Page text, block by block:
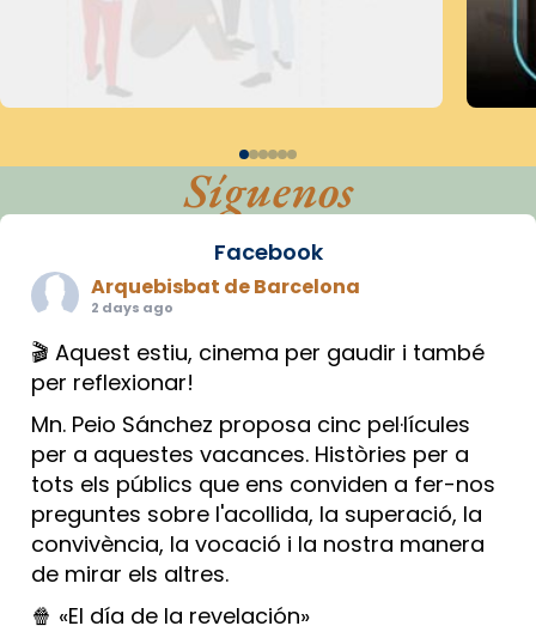
Síguenos
Facebook
Arquebisbat de Barcelona
2 days ago
🎬 Aquest estiu, cinema per gaudir i també
per reflexionar!
Mn. Peio Sánchez proposa cinc pel·lícules
per a aquestes vacances. Històries per a
tots els públics que ens conviden a fer-nos
preguntes sobre l'acollida, la superació, la
convivència, la vocació i la nostra manera
de mirar els altres.
🍿 «El día de la revelación»